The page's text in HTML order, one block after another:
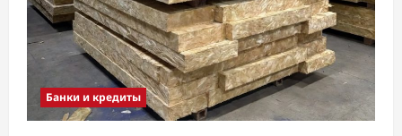
Банки и кредиты